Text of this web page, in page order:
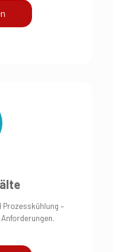
Prozesskühlung –